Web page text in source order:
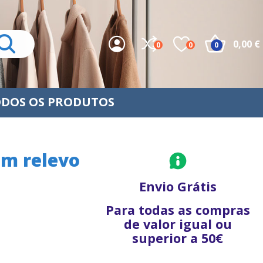
0 0 0,00 €
0
OS PRODUTOS
relevo
Envio Grátis
Para todas as compras
de valor igual ou
superior a 50€